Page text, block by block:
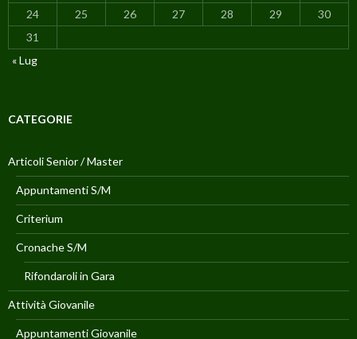
24
25 26 27 28 29
30
31
« Lug
CATEGORIE
Articoli Senior / Master
Appuntamenti S/M
Criterium
Cronache S/M
Rifondaroli in Gara
Attività Giovanile
Appuntamenti Giovanile